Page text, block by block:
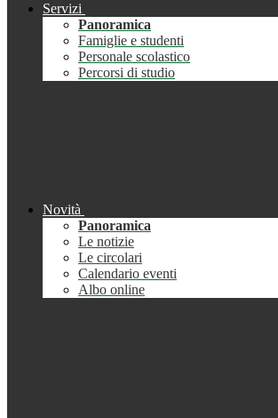
Servizi
Panoramica
Famiglie e studenti
Personale scolastico
Percorsi di studio
Novità
Panoramica
Le notizie
Le circolari
Calendario eventi
Albo online